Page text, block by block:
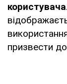
користувача
призвести